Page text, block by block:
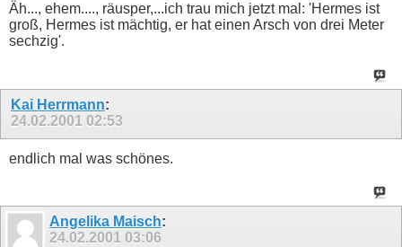
Äh..., ehem...., räusper,...ich trau mich jetzt mal: 'Hermes ist
groß, Hermes ist mächtig, er hat einen Arsch von drei Meter
sechzig'.
Kai Herrmann:
24.02.2001 02:53
endlich mal was schönes.
Angelika Maisch:
24.02.2001 03:06